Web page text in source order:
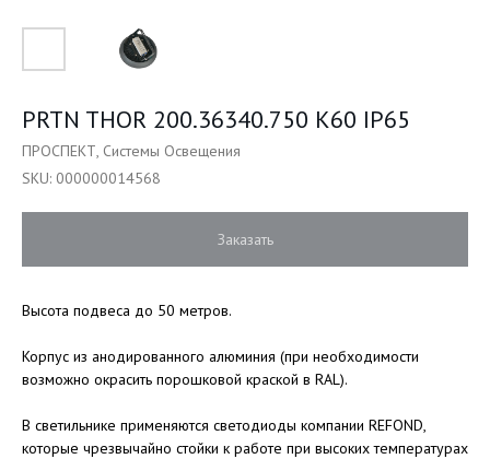
PRTN THOR 200.36340.750 K60 IP65
ПРОСПЕКТ, Системы Освещения
SKU: 000000014568
Заказать
Высота подвеса до 50 метров.
Корпус из анодированного алюминия (при необходимости
возможно окрасить порошковой краской в RAL).
В светильнике применяются светодиоды компании REFOND,
которые чрезвычайно стойки к работе при высоких температурах